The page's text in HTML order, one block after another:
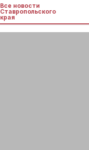
Все новости
Ставропольского
края